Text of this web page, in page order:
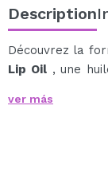
Description
Découvrez la
Lip Oil, une
du soin et de
rêve.
souples et
ver más